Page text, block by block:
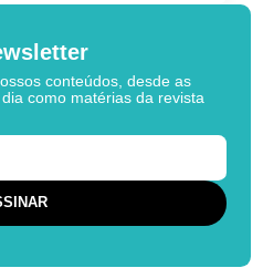
conteúdos, desde as
como matérias da revista